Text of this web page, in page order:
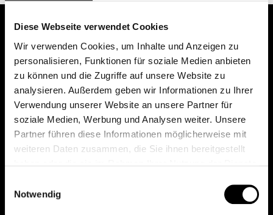
Diese Webseite verwendet Cookies
Wir verwenden Cookies, um Inhalte und Anzeigen zu
personalisieren, Funktionen für soziale Medien anbieten
zu können und die Zugriffe auf unsere Website zu
analysieren. Außerdem geben wir Informationen zu Ihrer
Verwendung unserer Website an unsere Partner für
soziale Medien, Werbung und Analysen weiter. Unsere
Partner führen diese Informationen möglicherweise mit
weiteren Daten zusammen, die Sie ihnen bereitgestellt
Notwendig
Das erste Depot in Österreich mit 0€ Kontoführung,
0€ Ausgabeaufschlag und 0€ Depotgebühren bei
knapp 2000 Fonds und 0€ Orderspesen.